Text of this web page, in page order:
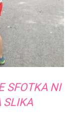
SFOTKA NI
SLIKA